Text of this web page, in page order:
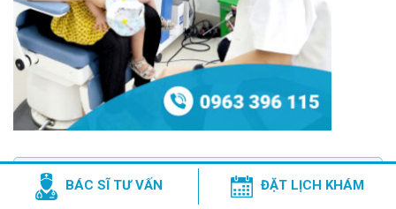
Chuyên gia tư vấn
BÁC SĨ TƯ VẤN ĐẶT LỊCH KHÁM